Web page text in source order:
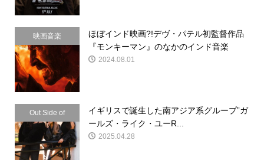
映画音楽
ほぼインド映画?!デヴ・パテル初監督作品
『モンキーマン』のなかのインド音楽
2024.08.01
Out Side of
Indian
イギリスで誕生した南アジア系グループ”ガ
ールズ・ライク・ユーR...
2025.04.28